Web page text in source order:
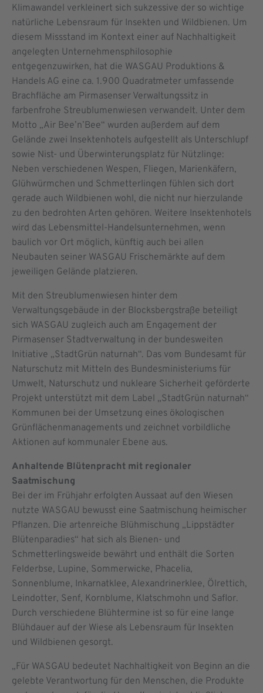
Klimawandel verkleinert sich sukzessive der so wichtige
natürliche Lebensraum für Insekten und Wildbienen. Um
diesem Missstand im Kontext einer auf Nachhaltigkeit
angelegten Unternehmensphilosophie
entgegenzuwirken, hat die WASGAU Produktions &
Handels AG eine ca. 1.900 Quadratmeter umfassende
Brachfläche am Pirmasenser Verwaltungssitz in
farbenfrohe Streublumenwiesen verwandelt. Unter dem
Motto „Air Bee’n’Bee“ wurden außerdem auf dem
Gelände zwei Insektenhotels aufgestellt als Unterschlupf
sowie Nist- und Überwinterungsplatz für Nützlinge:
Neben verschiedenen Wespen, Fliegen, Marienkäfern,
Glühwürmchen und Schmetterlingen fühlen sich dort
gerade auch Wildbienen wohl, die nicht nur hierzulande
zu den bedrohten Arten gehören. Weitere Insektenhotels
wird das Lebensmittel-Handelsunternehmen, wenn
baulich vor Ort möglich, künftig auch bei allen
Neubauten seiner WASGAU Frischemärkte auf dem
jeweiligen Gelände platzieren.
Mit den Streublumenwiesen hinter dem
Verwaltungsgebäude in der Blocksbergstraße beteiligt
sich WASGAU zugleich auch am Engagement der
Pirmasenser Stadtverwaltung in der bundesweiten
Initiative „StadtGrün naturnah“. Das vom Bundesamt für
Naturschutz mit Mitteln des Bundesministeriums für
Umwelt, Naturschutz und nukleare Sicherheit geförderte
Projekt unterstützt mit dem Label „StadtGrün naturnah“
Kommunen bei der Umsetzung eines ökologischen
Grünflächenmanagements und zeichnet vorbildliche
Aktionen auf kommunaler Ebene aus.
Anhaltende Blütenpracht mit regionaler
Saatmischung
Bei der im Frühjahr erfolgten Aussaat auf den Wiesen
nutzte WASGAU bewusst eine Saatmischung heimischer
Pflanzen. Die artenreiche Blühmischung „Lippstädter
Blütenparadies“ hat sich als Bienen- und
Schmetterlingsweide bewährt und enthält die Sorten
Felderbse, Lupine, Sommerwicke, Phacelia,
Sonnenblume, Inkarnatklee, Alexandrinerklee, Ölrettich,
Leindotter, Senf, Kornblume, Klatschmohn und Saflor.
Durch verschiedene Blühtermine ist so für eine lange
Blühdauer auf der Wiese als Lebensraum für Insekten
und Wildbienen gesorgt.
„Für WASGAU bedeutet Nachhaltigkeit von Beginn an die
gelebte Verantwortung für den Menschen, die Produkte